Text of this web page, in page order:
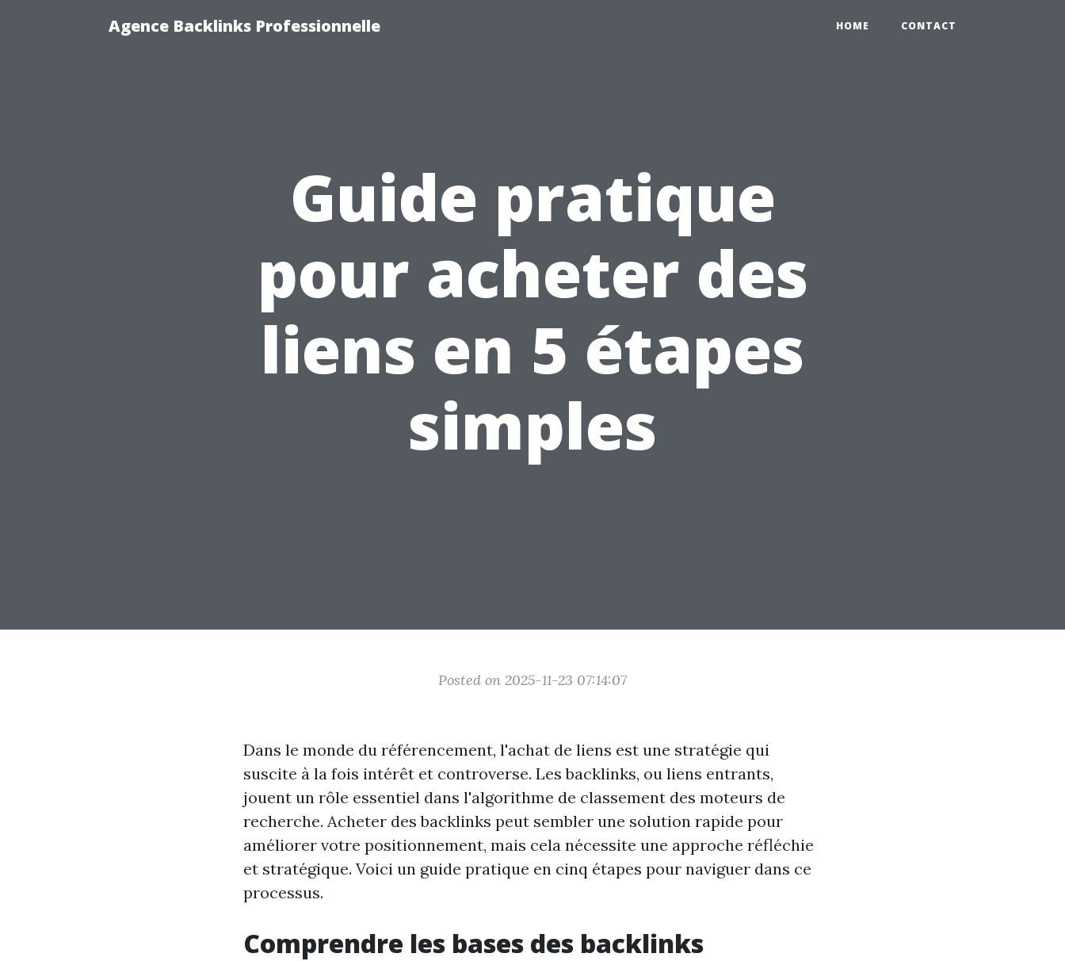
Agence Backlinks Professionnelle HOME CONTACT
Guide pratique
pour acheter des
liens en 5 étapes
simples
Posted on 2025-11-23 07:14:07
Dans le monde du référencement, l'achat de liens est une stratégie qui
suscite à la fois intérêt et controverse. Les backlinks, ou liens entrants,
jouent un rôle essentiel dans l'algorithme de classement des moteurs de
recherche. Acheter des backlinks peut sembler une solution rapide pour
améliorer votre positionnement, mais cela nécessite une approche réfléchie
et stratégique. Voici un guide pratique en cinq étapes pour naviguer dans ce
processus.
Comprendre les bases des backlinks